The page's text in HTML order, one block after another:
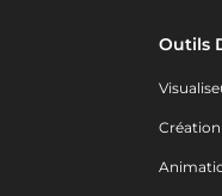
Outils